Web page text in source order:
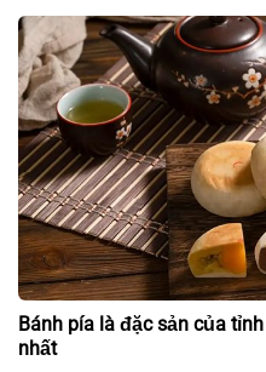
Bánh pía là đặc sản của
nhất